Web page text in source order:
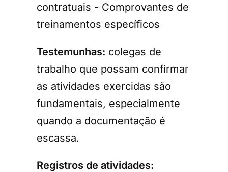
contratuais - Comprovantes de
treinamentos específicos
Testemunhas: colegas de
trabalho que possam confirmar
as atividades exercidas são
fundamentais, especialmente
quando a documentação é
escassa.
Registros de atividades: